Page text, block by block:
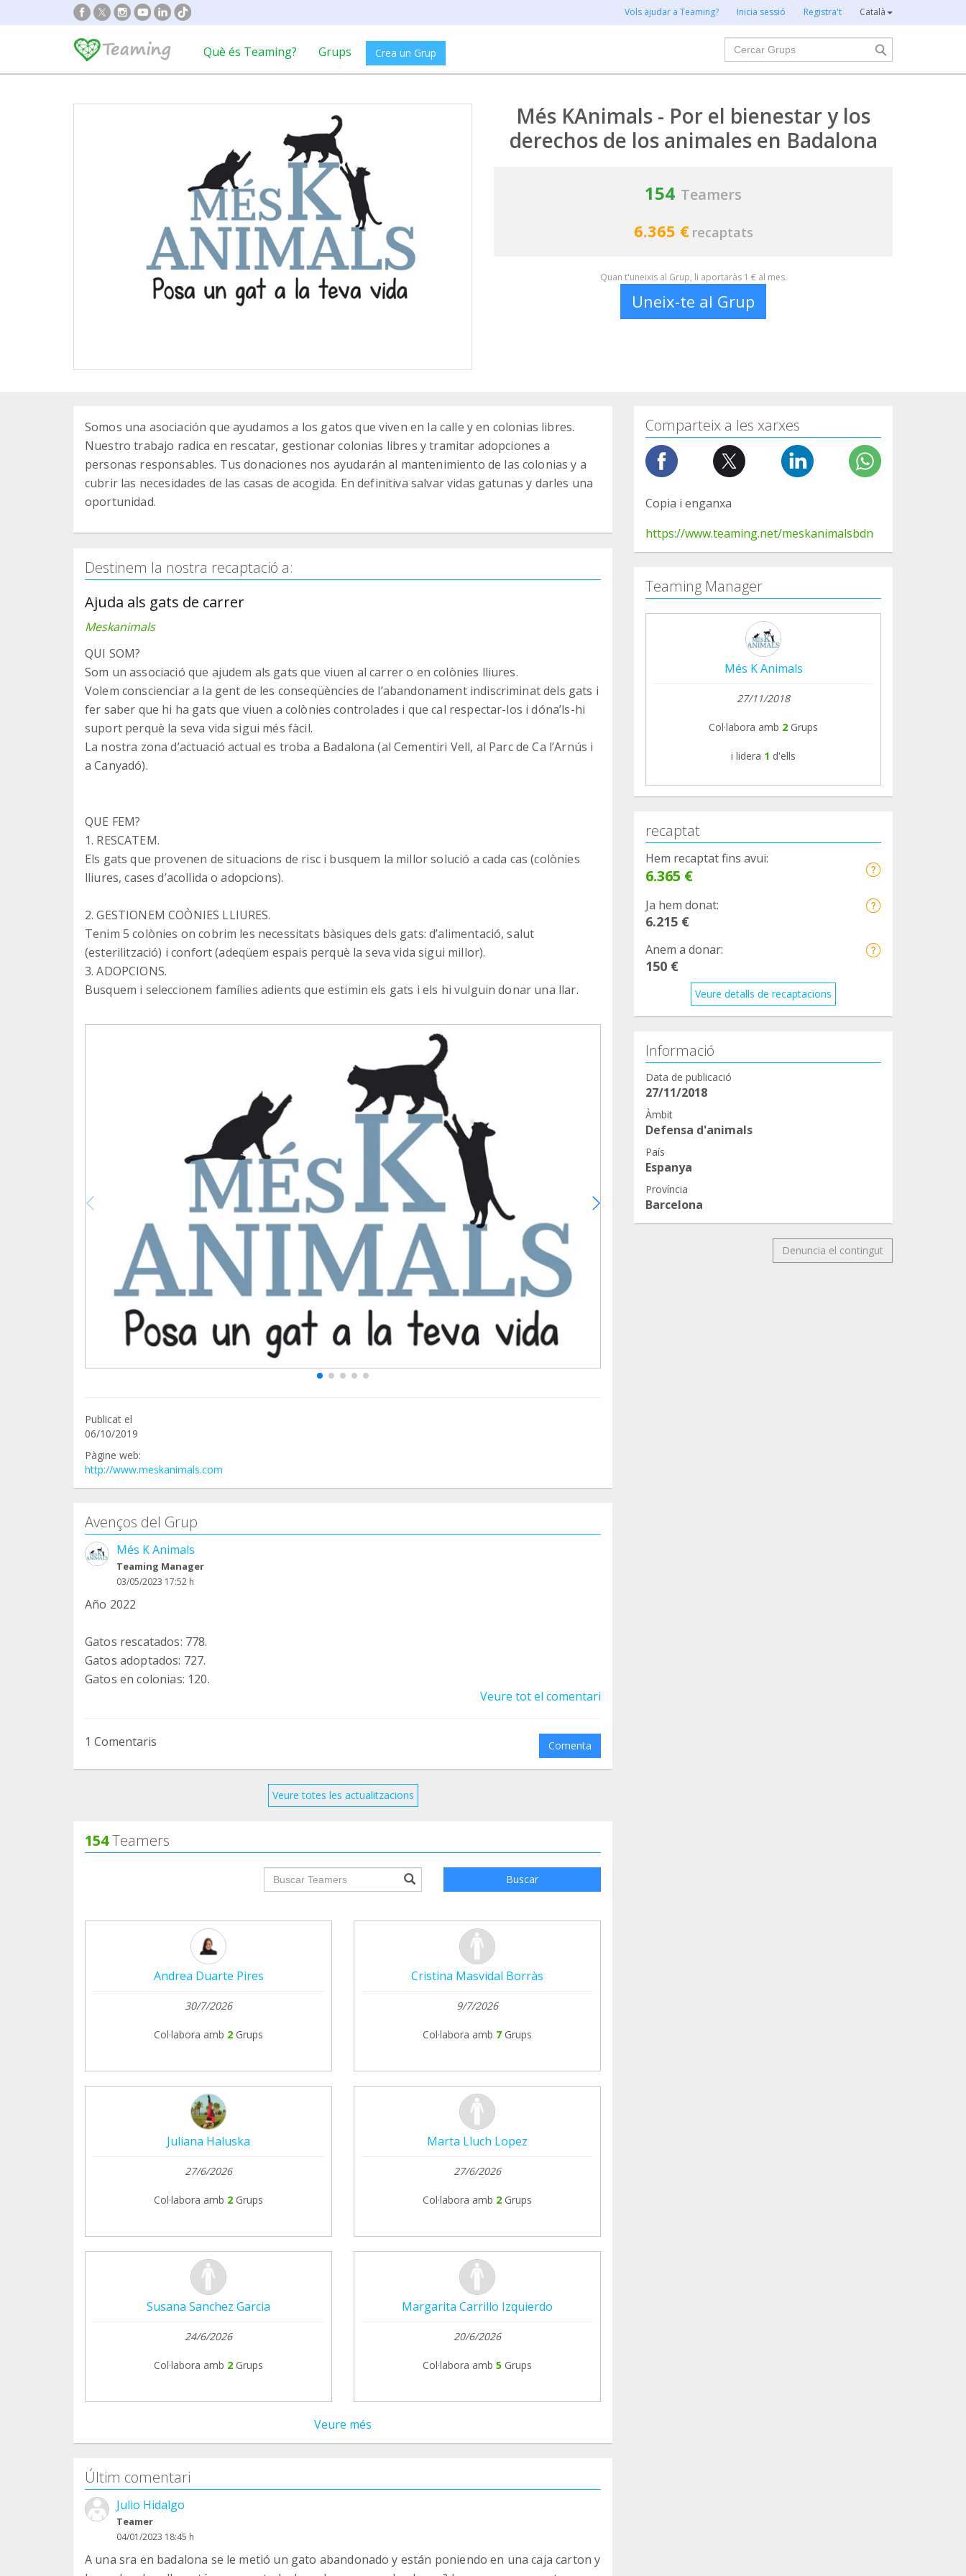
Vols ajudar a Teaming? Inicia sessió Registra't Català
Què és Teaming? Grups Crea un Grup
Cercar
Més KAnimals - Por el bienestar y los
derechos de los animales en Badalona
154 Teamers
6.365 € recaptats
Quan t'uneixis al Grup, li aportaràs 1 € al mes.
Uneix-te al Grup
Somos una asociación que ayudamos a los gatos que viven en la calle y en colonias libres.
Nuestro trabajo radica en rescatar, gestionar colonias libres y tramitar adopciones a
personas responsables. Tus donaciones nos ayudarán al mantenimiento de las colonias y a
cubrir las necesidades de las casas de acogida. En definitiva salvar vidas gatunas y darles una
oportunidad.
Destinem la nostra recaptació a:
Ajuda als gats de carrer
Meskanimals
QUI SOM?
Som un associació que ajudem als gats que viuen al carrer o en colònies lliures.
Volem conscienciar a la gent de les conseqüències de l’abandonament indiscriminat dels gats i
fer saber que hi ha gats que viuen a colònies controlades i que cal respectar-los i dóna’ls-hi
suport perquè la seva vida sigui més fàcil.
La nostra zona d’actuació actual es troba a Badalona (al Cementiri Vell, al Parc de Ca l’Arnús i
a Canyadó).
QUE FEM?
1. RESCATEM.
Els gats que provenen de situacions de risc i busquem la millor solució a cada cas (colònies
lliures, cases d’acollida o adopcions).
2. GESTIONEM COÒNIES LLIURES.
Tenim 5 colònies on cobrim les necessitats bàsiques dels gats: d’alimentació, salut
(esterilització) i confort (adeqüem espais perquè la seva vida sigui millor).
3. ADOPCIONS.
Busquem i seleccionem famílies adients que estimin els gats i els hi vulguin donar una llar.
Publicat el
06/10/2019
Pàgine web:
http://www.meskanimals.com
Avenços del Grup
Més K Animals
Teaming Manager
03/05/2023 17:52 h
Año 2022
Gatos rescatados: 778.
Gatos adoptados: 727.
Gatos en colonias: 120.
Veure tot el comentari
1 Comentaris Comenta
Veure totes les actualitzacions
154Teamers
groupProfile.searchForm.search.text??? Buscar
Andrea Duarte Pires
30/7/2026
Col·labora amb 2 Grups
Cristina Masvidal Borràs
9/7/2026
Col·labora amb 7 Grups
Juliana Haluska
27/6/2026
Col·labora amb 2 Grups
Marta Lluch Lopez
27/6/2026
Col·labora amb 2 Grups
Susana Sanchez Garcia
24/6/2026
Col·labora amb 2 Grups
Margarita Carrillo Izquierdo
20/6/2026
Col·labora amb 5 Grups
Veure més
Últim comentari
Julio Hidalgo
Teamer
04/01/2023 18:45 h
A una sra en badalona se le metió un gato abandonado y están poniendo en una caja carton y
Comparteix a les xarxes
Copia i enganxa
https://www.teaming.net/meskanimalsbdn
Teaming Manager
Més K Animals
27/11/2018
Col·labora amb 2 Grups
i lidera 1 d'ells
recaptat
Hem recaptat fins avui:
6.365 €
Ja hem donat:
6.215 €
Anem a donar:
150 €
Veure detalls de recaptacions
Informació
Data de publicació
27/11/2018
Àmbit
Defensa d'animals
País
Espanya
Província
Barcelona
Denuncia el contingut